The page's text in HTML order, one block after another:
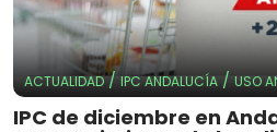
ACTUALIDAD/ IPC ANDALUCÍA / USO
IPC de diciembre en